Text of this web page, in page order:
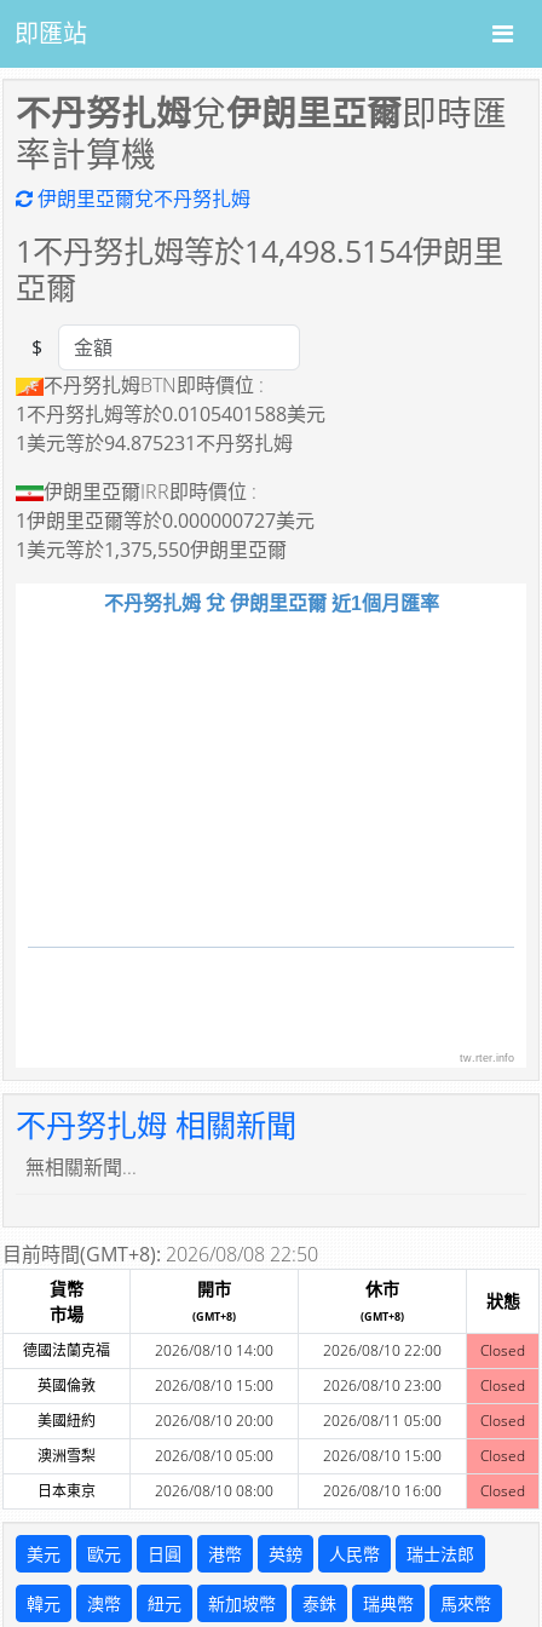
即匯站
不丹努扎姆兌伊朗里亞爾即時匯
率計算機
伊朗里亞爾兌不丹努扎姆
1不丹努扎姆等於14,498.5154伊朗里
亞爾
Amount
$
不丹努扎姆BTN即時價位 :
1不丹努扎姆等於0.0105401588美元
1美元等於94.875231不丹努扎姆
伊朗里亞爾IRR即時價位 :
1伊朗里亞爾等於0.000000727美元
1美元等於1,375,550伊朗里亞爾
不丹努扎姆 兌 伊朗里亞爾 近1個月匯率
tw.rter.info
不丹努扎姆 相關新聞
無相關新聞...
目前時間(GMT+8): 2026/08/08 22:50
貨幣
市場
開市
(GMT+8)
休市
(GMT+8)
狀態
德國法蘭克福 2026/08/10 14:00 2026/08/10 22:00
Closed
英國倫敦
2026/08/10 15:00 2026/08/10 23:00
Closed
美國紐約
2026/08/10 20:00 2026/08/11 05:00
Closed
澳洲雪梨
2026/08/10 05:00 2026/08/10 15:00
Closed
日本東京
2026/08/10 08:00 2026/08/10 16:00 Closed
美元 歐元 日圓 港幣 英鎊 人民幣 瑞士法郎
韓元 澳幣 紐元 新加坡幣 泰銖 瑞典幣 馬來幣